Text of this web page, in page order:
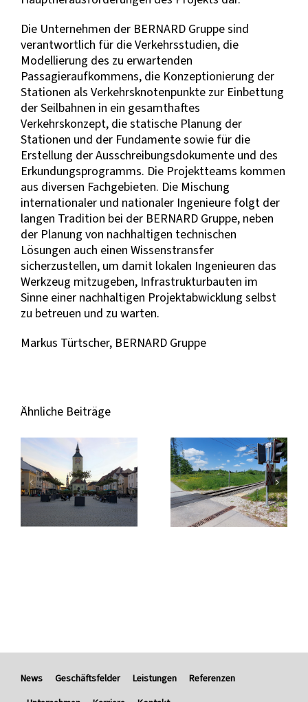
Die Unternehmen der BERNARD Gruppe sind
verantwortlich für die Verkehrsstudien, die
Modellierung des zu erwartenden
Passagieraufkommens, die Konzeptionierung der
Stationen als Verkehrsknotenpunkte zur Einbettung
der Seilbahnen in ein gesamthaftes
Verkehrskonzept, die statische Planung der
Stationen und der Fundamente sowie für die
Erstellung der Ausschreibungsdokumente und des
Erkundungsprogramms. Die Projektteams kommen
aus diversen Fachgebieten. Die Mischung
internationaler und nationaler Ingenieure folgt der
langen Tradition bei der BERNARD Gruppe, neben
der Planung von nachhaltigen technischen
Lösungen auch einen Wissenstransfer
sicherzustellen, um damit lokalen Ingenieuren das
Werkzeug mitzugeben, Infrastrukturbauten im
Sinne einer nachhaltigen Projektabwicklung selbst
zu betreuen und zu warten.
Markus Türtscher, BERNARD Gruppe
Ähnliche Beiträge
News Geschäftsfelder Leistungen
Referenzen